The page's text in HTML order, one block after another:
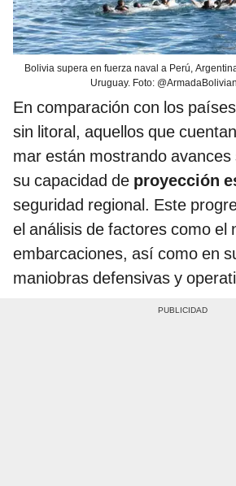
Bolivia supera en fuerza naval a Perú,
Uruguay. Foto:
En comparación con los
sin litoral, aquellos que
mar están mostrando avances
su capacidad de proyección
seguridad regional. Este
el análisis de factores como el
embarcaciones, así como en
maniobras defensivas y